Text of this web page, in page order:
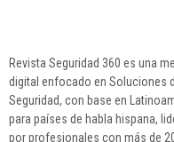
Revista Seguridad 360 es una
digital enfocado en Soluciones
Seguridad, con base en
para países de habla hispana,
por profesionales con más de